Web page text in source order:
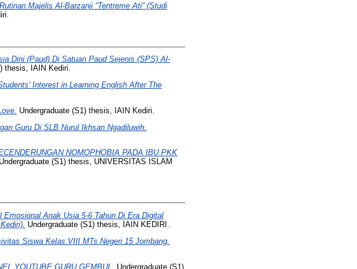
Majelis Al-Barzanji “Tentreme Ati” (Studi
Dini (Paud) Di Satuan Paud Sejenis (SPS) Al-
thesis, IAIN Kediri.
Interest in Learning English After The
Undergraduate (S1) thesis, IAIN Kediri.
Guru Di SLB Nurul Ikhsan Ngadiluwih.
NOMOPHOBIA PADA IBU PKK
Undergraduate (S1) thesis, UNIVERSITAS ISLAM
Anak Usia 5-6 Tahun Di Era Digital
Undergraduate (S1) thesis, IAIN KEDIRI.
Siswa Kelas VIII MTs Negeri 15 Jombang.
YOUTUBE GURU GEMBUL.
Undergraduate (S1)